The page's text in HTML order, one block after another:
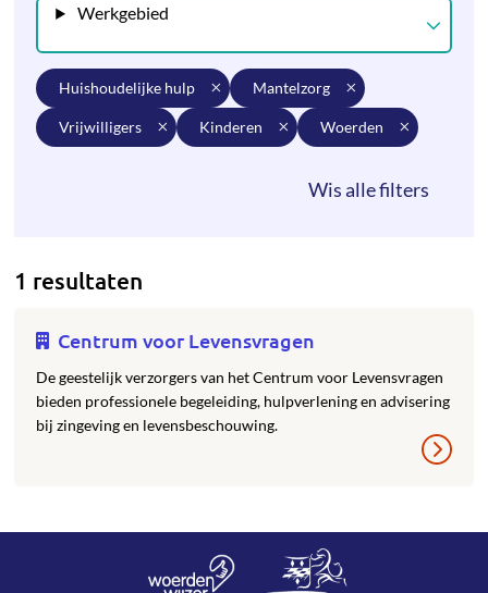
Werkgebied
huishoudelijke hulp mantelzorg
vrijwilligers kinderen woerden
1 resultaten
Centrum voor Levensvragen
De geestelijk verzorgers van het Centrum voor Levensvragen
bieden professionele begeleiding, hulpverlening en advisering
bij zingeving en levensbeschouwing.